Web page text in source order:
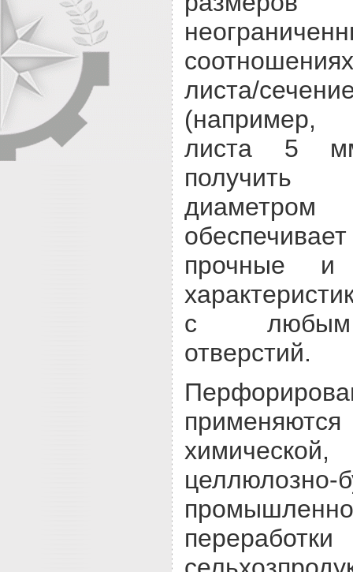
листа/
листа 5
прочные и
с любым
отверстий.
целлюлозно-
переработки